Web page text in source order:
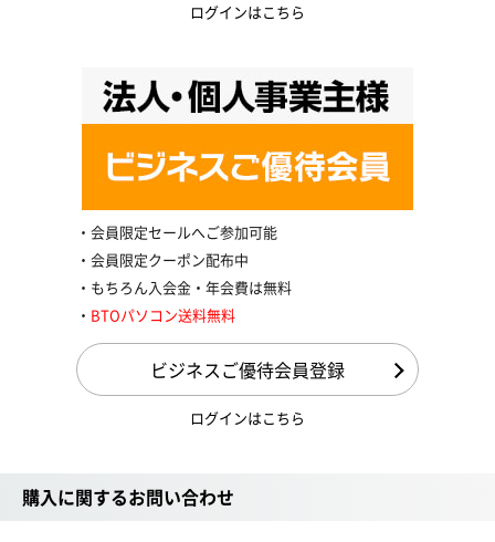
ログインはこちら
会員限定セールへご参加可能
会員限定クーポン配布中
もちろん入会金・年会費は無料
BTOパソコン送料無料
ビジネスご優待会員登録
ログインはこちら
購入に関するお問い合わせ